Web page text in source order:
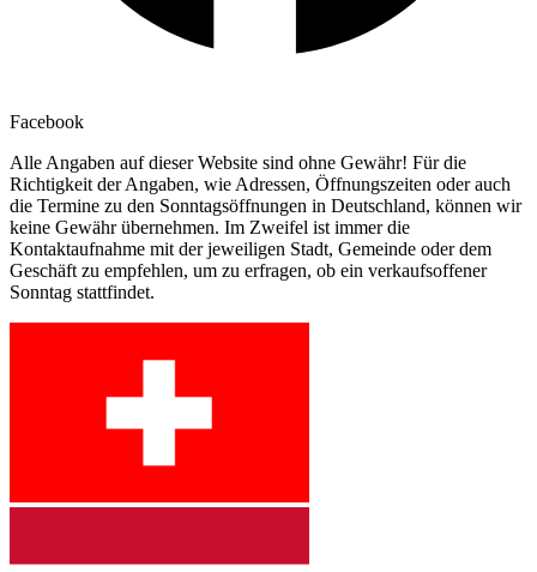
Facebook
Alle Angaben auf dieser Website sind ohne Gewähr! Für die
Richtigkeit der Angaben, wie Adressen, Öffnungszeiten oder auch
die Termine zu den Sonntagsöffnungen in Deutschland, können wir
keine Gewähr übernehmen. Im Zweifel ist immer die
Kontaktaufnahme mit der jeweiligen Stadt, Gemeinde oder dem
Geschäft zu empfehlen, um zu erfragen, ob ein verkaufsoffener
Sonntag stattfindet.